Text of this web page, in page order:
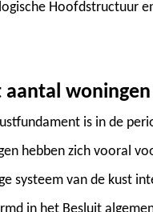
Hoofdstructuur
aantal
is in de
hebben zich vooral
systeem van de kust